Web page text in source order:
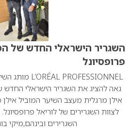
השגריר הישראלי החדש של
פרופסיונל
גאה להציג את השגריר הישראלי
אילן מרגלית מעצב השיער המוביל
לצוות השגרירים של לוריאל
השגרירים ובינהם,מיקי